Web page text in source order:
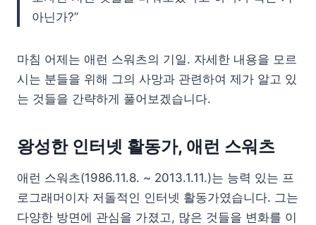
아닌가?”
마침 어제는 애런 스워츠의 기일. 자세한 내용을 모르
시는 분들을 위해 그의 사망과 관련하여 제가 알고 있
는 것들을 간략하게 풀어보겠습니다.
왕성한 인터넷 활동가, 애런 스워츠
애런 스워츠(1986.11.8. ~ 2013.1.11.)는 능력 있는 프
로그래머이자 저돌적인 인터넷 활동가였습니다. 그는
다양한 방면에 관심을 가졌고, 많은 것들을 변화를 이